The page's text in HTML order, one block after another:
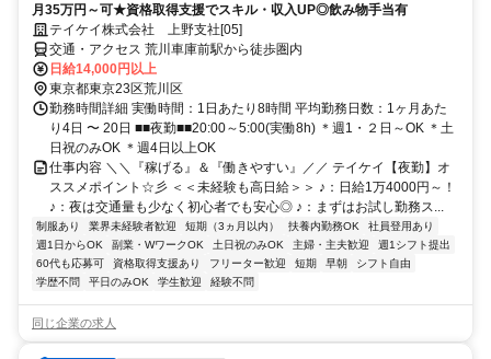
月35万円～可★資格取得支援でスキル・収入UP◎飲み物手当有
テイケイ株式会社 上野支社[05]
交通・アクセス 荒川車庫前駅から徒歩圏内
日給14,000円以上
東京都東京23区荒川区
勤務時間詳細 実働時間：1日あたり8時間 平均勤務日数：1ヶ月あた
り4日 〜 20日 ■■夜勤■■20:00～5:00(実働8h) ＊週1・２日～OK ＊土
日祝のみOK ＊週4日以上OK
仕事内容 ＼＼『稼げる』＆『働きやすい』／／ テイケイ【夜勤】オ
ススメポイント☆彡 ＜＜未経験も高日給＞＞ ♪：日給1万4000円～！
♪：夜は交通量も少なく初心者でも安心◎ ♪：まずはお試し勤務ス...
制服あり 業界未経験者歓迎 短期（3ヵ月以内） 扶養内勤務OK
社員登用あり
週1日からOK
副業・WワークOK 土日祝のみOK 主婦・主夫歓迎
週1シフト提出
60代も応募可
資格取得支援あり フリーター歓迎 短期 早朝
シフト自由
学歴不問
平日のみOK 学生歓迎 経験不問
同じ企業の求人